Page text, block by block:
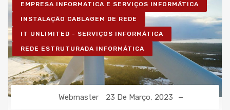
EMPRESA INFORMATICA E SERVIÇOS INFORMÁTICA
INSTALAÇÃO CABLAGEM DE REDE
IT UNLIMITED - SERVIÇOS INFORMÁTICA
REDE ESTRUTURADA INFORMÁTICA
Webmaster 23 De Março, 2023